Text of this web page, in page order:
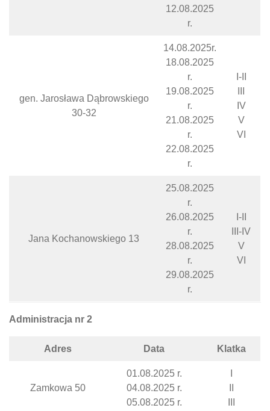
12.08.2025
r.
gen. Jarosława Dąbrowskiego
30-32
14.08.2025r.
18.08.2025
r.
19.08.2025
r.
21.08.2025
r.
22.08.2025
r.
I-II
IV
V
VI
Jana Kochanowskiego 13
25.08.2025
r.
26.08.2025
r.
28.08.2025
r.
29.08.2025
r.
I-II
III-IV
V
VI
Administracja nr 2
Adres Data Klatka
Zamkowa 50
01.08.2025 r.
04.08.2025 r.
05.08.2025 r.